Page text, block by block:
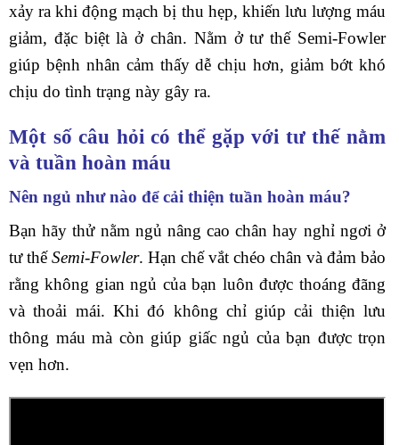
xảy ra khi động mạch bị thu hẹp, khiến lưu lượng máu
giảm, đặc biệt là ở chân. Nằm ở tư thế Semi-Fowler
giúp bệnh nhân cảm thấy dễ chịu hơn, giảm bớt khó
chịu do tình trạng này gây ra.
Một số câu hỏi có thể gặp với tư thế nằm
và tuần hoàn máu
Nên ngủ như nào để cải thiện tuần hoàn máu?
Bạn hãy thử nằm ngủ nâng cao chân hay nghỉ ngơi ở
tư thếSemi-Fowler. Hạn chế vắt chéo chân và đảm bảo
rằng không gian ngủ của bạn luôn được thoáng đãng
và thoải mái. Khi đó không chỉ giúp cải thiện lưu
thông máu mà còn giúp giấc ngủ của bạn được trọn
vẹn hơn.